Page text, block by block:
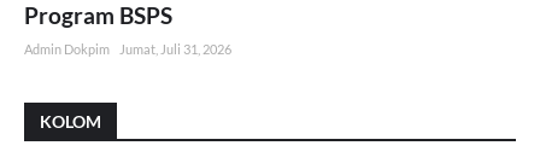
Program BSPS
Admin Dokpim Jumat, Juli 31, 2026
KOLOM